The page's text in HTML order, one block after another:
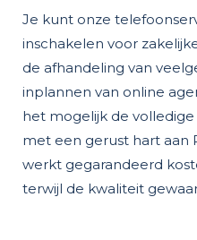
Je kunt onze
inschakelen voor
de afhandeling van
inplannen van online
het mogelijk de
met een gerust hart aan
werkt gegarandeerd
terwijl de kwaliteit